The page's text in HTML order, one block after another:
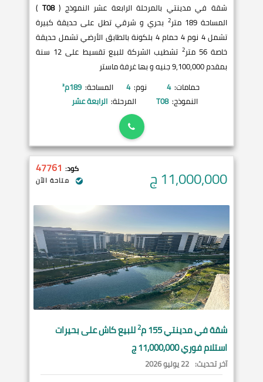
شقة في مدينتي بالمرحلة الرابعة عشر النموذج (T08
)
المساحة 189 متر
2 بحري و شرقي تطل على حديقة كبيرة
تشمل 4 نوم 4 حمام 4 بلكونة بالطابق الأرضي تشمل حديقة
خاصة 56 متر
2
تشطيب الشركة للبيع تقسيط على 12 سنة
بمقدم 9,100,000 جنيه و بها غرفة ماستر
حمامات: 4 نوم: 4 المساحة: 189م²
النموذج: T08 المرحلة: الرابعة عشر
11,000,000ج كود: 47761
متاحة الآن
شقة فيمدينتي155 م 2للبيع كاش على بحيرات
استلام فوري 11,000,000 ج
آخر تحديث: 22 يوليو 2026